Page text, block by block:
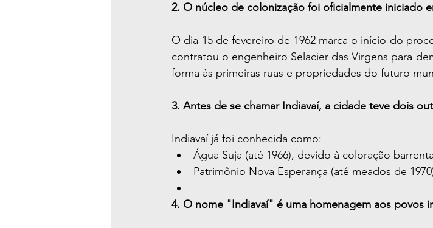
2. O núcleo de colonização foi oficialmente iniciado
O dia 15 de fevereiro de 1962 marca o início do
contratou o engenheiro Selacier das Virgens para
forma às primeiras ruas e propriedades do futuro
3. Antes de se chamar Indiavaí, a cidade teve dois
Indiavaí já foi conhecida como:
Água Suja (até 1966), devido à coloração
Patrimônio Nova Esperança (até meados de
4. O nome "Indiavaí" é uma homenagem aos povos